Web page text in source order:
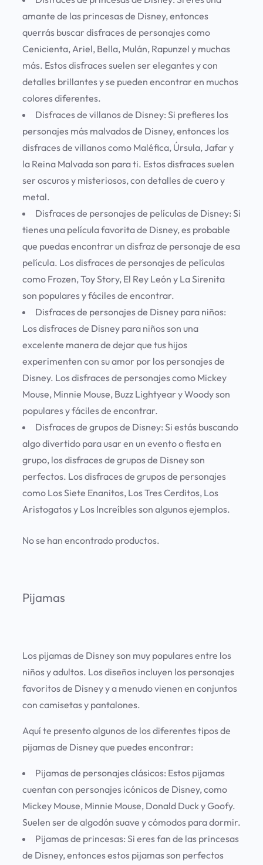
amante de las princesas de Disney, entonces
querrás buscar disfraces de personajes como
Cenicienta, Ariel, Bella, Mulán, Rapunzel y muchas
más. Estos disfraces suelen ser elegantes y con
detalles brillantes y se pueden encontrar en muchos
colores diferentes.
Disfraces de villanos de Disney: Si prefieres los
personajes más malvados de Disney, entonces los
disfraces de villanos como Maléfica, Úrsula, Jafar y
la Reina Malvada son para ti. Estos disfraces suelen
ser oscuros y misteriosos, con detalles de cuero y
metal.
Disfraces de personajes de películas de Disney: Si
tienes una película favorita de Disney, es probable
que puedas encontrar un disfraz de personaje de esa
película. Los disfraces de personajes de películas
como Frozen, Toy Story, El Rey León y La Sirenita
son populares y fáciles de encontrar.
Disfraces de personajes de Disney para niños:
Los disfraces de Disney para niños son una
excelente manera de dejar que tus hijos
experimenten con su amor por los personajes de
Disney. Los disfraces de personajes como Mickey
Mouse, Minnie Mouse, Buzz Lightyear y Woody son
populares y fáciles de encontrar.
Disfraces de grupos de Disney: Si estás buscando
algo divertido para usar en un evento o fiesta en
grupo, los disfraces de grupos de Disney son
perfectos. Los disfraces de grupos de personajes
como Los Siete Enanitos, Los Tres Cerditos, Los
Aristogatos y Los Increíbles son algunos ejemplos.
No se han encontrado productos.
Pijamas
Los pijamas de Disney son muy populares entre los
niños y adultos. Los diseños incluyen los personajes
favoritos de Disney y a menudo vienen en conjuntos
con camisetas y pantalones.
Aquí te presento algunos de los diferentes tipos de
pijamas de Disney que puedes encontrar:
Pijamas de personajes clásicos: Estos pijamas
cuentan con personajes icónicos de Disney, como
Mickey Mouse, Minnie Mouse, Donald Duck y Goofy.
Suelen ser de algodón suave y cómodos para dormir.
Pijamas de princesas: Si eres fan de las princesas
de Disney, entonces estos pijamas son perfectos